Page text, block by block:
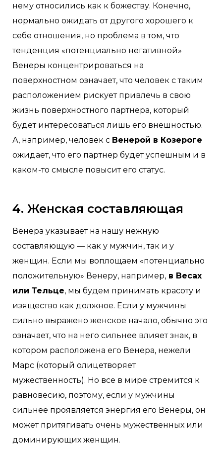
нему относились как к божеству. Конечно,
нормально ожидать от другого хорошего к
себе отношения, но проблема в том, что
тенденция «потенциально негативной»
Венеры концентрироваться на
поверхностном означает, что человек с таким
расположением рискует привлечь в свою
жизнь поверхностного партнера, который
будет интересоваться лишь его внешностью.
А, например, человек с Венерой в Козероге
ожидает, что его партнер будет успешным и в
каком-то смысле повысит его статус.
4. Женская составляющая
Венера указывает на нашу нежную
составляющую — как у мужчин, так и у
женщин. Если мы воплощаем «потенциально
положительную» Венеру, например, в Весах
или Тельце, мы будем принимать красоту и
изящество как должное. Если у мужчины
сильно выражено женское начало, обычно это
означает, что на него сильнее влияет знак, в
котором расположена его Венера, нежели
Марс (который олицетворяет
мужественность). Но все в мире стремится к
равновесию, поэтому, если у мужчины
сильнее проявляется энергия его Венеры, он
может притягивать очень мужественных или
доминирующих женщин.